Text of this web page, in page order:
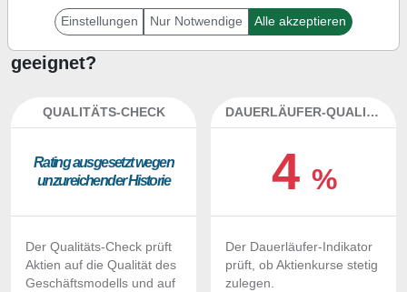
Ist die Aktie von Battalion Oil
zum Kaufen und Liegenlassen
geeignet?
QUALITÄTS-CHECK
Ra­ting aus­ge­setzt we­gen
un­zu­rei­chen­der His­to­rie
Der Qualitäts-Check prüft
Aktien auf die Qualität des
Geschäftsmodells und auf
DAUERLÄUFER-QUALITÄTEN
4 %
Der Dauerläufer-Indikator
prüft, ob Aktienkurse stetig
zulegen.
Einstellungen Nur Notwendige Alle akzeptieren